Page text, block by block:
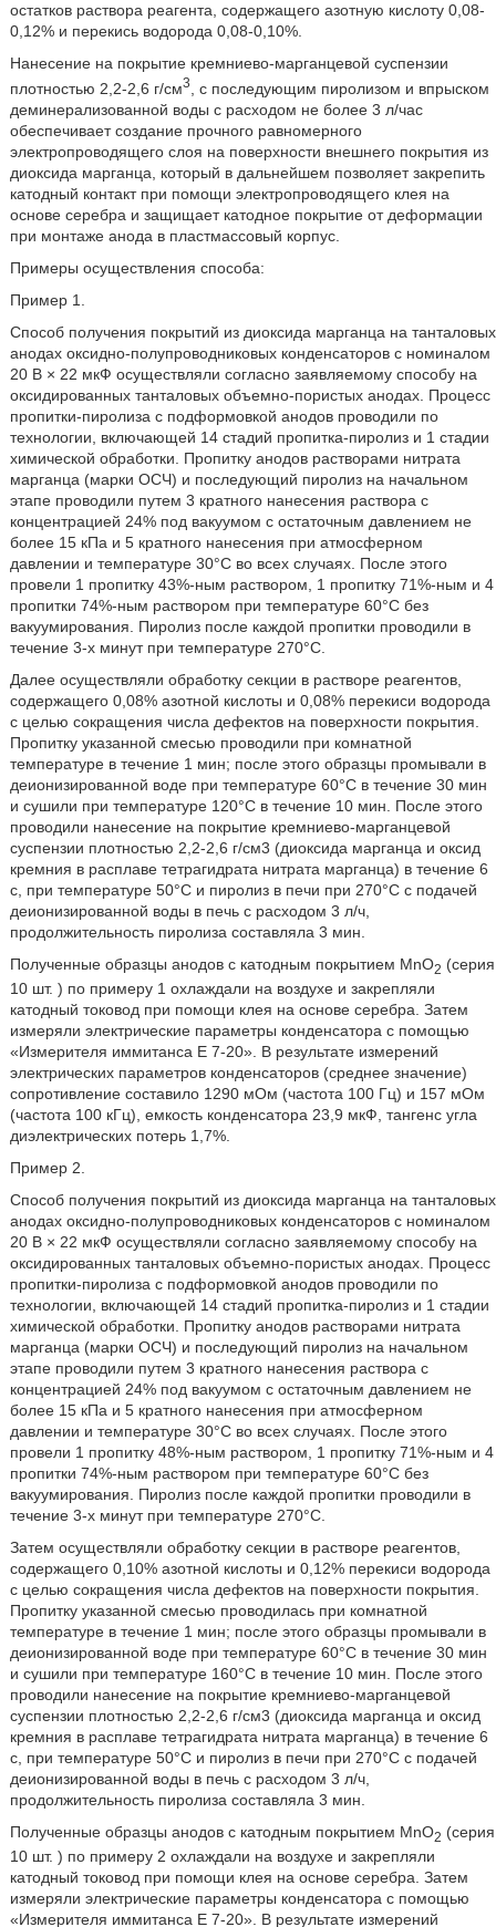
остатков раствора реагента, содержащего азотную кислоту 0,08-
0,12% и перекись водорода 0,08-0,10%.
Нанесение на покрытие кремниево-марганцевой суспензии
плотностью 2,2-2,6 г/см3
, с последующим пиролизом и впрыском
деминерализованной воды с расходом не более 3 л/час
обеспечивает создание прочного равномерного
электропроводящего слоя на поверхности внешнего покрытия из
диоксида марганца, который в дальнейшем позволяет закрепить
катодный контакт при помощи электропроводящего клея на
основе серебра и защищает катодное покрытие от деформации
при монтаже анода в пластмассовый корпус.
Примеры осуществления способа:
Пример 1.
Способ получения покрытий из диоксида марганца на танталовых
анодах оксидно-полупроводниковых конденсаторов с номиналом
20 В × 22 мкФ осуществляли согласно заявляемому способу на
оксидированных танталовых объемно-пористых анодах. Процесс
пропитки-пиролиза с подформовкой анодов проводили по
технологии, включающей 14 стадий пропитка-пиролиз и 1 стадии
химической обработки. Пропитку анодов растворами нитрата
марганца (марки ОСЧ) и последующий пиролиз на начальном
этапе проводили путем 3 кратного нанесения раствора с
концентрацией 24% под вакуумом с остаточным давлением не
более 15 кПа и 5 кратного нанесения при атмосферном
давлении и температуре 30°С во всех случаях. После этого
провели 1 пропитку 43%-ным раствором, 1 пропитку 71%-ным и 4
пропитки 74%-ным раствором при температуре 60°С без
вакуумирования. Пиролиз после каждой пропитки проводили в
течение 3-х минут при температуре 270°С.
Далее осуществляли обработку секции в растворе реагентов,
содержащего 0,08% азотной кислоты и 0,08% перекиси водорода
с целью сокращения числа дефектов на поверхности покрытия.
Пропитку указанной смесью проводили при комнатной
температуре в течение 1 мин; после этого образцы промывали в
деионизированной воде при температуре 60°С в течение 30 мин
и сушили при температуре 120°С в течение 10 мин. После этого
проводили нанесение на покрытие кремниево-марганцевой
суспензии плотностью 2,2-2,6 г/см3 (диоксида марганца и оксид
кремния в расплаве тетрагидрата нитрата марганца) в течение 6
с, при температуре 50°С и пиролиз в печи при 270°С с подачей
деионизированной воды в печь с расходом 3 л/ч,
продолжительность пиролиза составляла 3 мин.
Полученные образцы анодов с катодным покрытием MnO2 (серия
10 шт. ) по примеру 1 охлаждали на воздухе и закрепляли
катодный токовод при помощи клея на основе серебра. Затем
измеряли электрические параметры конденсатора с помощью
«Измерителя иммитанса Е 7-20». В результате измерений
электрических параметров конденсаторов (среднее значение)
сопротивление составило 1290 мОм (частота 100 Гц) и 157 мОм
(частота 100 кГц), емкость конденсатора 23,9 мкФ, тангенс угла
диэлектрических потерь 1,7%.
Пример 2.
Способ получения покрытий из диоксида марганца на танталовых
анодах оксидно-полупроводниковых конденсаторов с номиналом
20 В × 22 мкФ осуществляли согласно заявляемому способу на
оксидированных танталовых объемно-пористых анодах. Процесс
пропитки-пиролиза с подформовкой анодов проводили по
технологии, включающей 14 стадий пропитка-пиролиз и 1 стадии
химической обработки. Пропитку анодов растворами нитрата
марганца (марки ОСЧ) и последующий пиролиз на начальном
этапе проводили путем 3 кратного нанесения раствора с
концентрацией 24% под вакуумом с остаточным давлением не
более 15 кПа и 5 кратного нанесения при атмосферном
давлении и температуре 30°С во всех случаях. После этого
провели 1 пропитку 48%-ным раствором, 1 пропитку 71%-ным и 4
пропитки 74%-ным раствором при температуре 60°С без
вакуумирования. Пиролиз после каждой пропитки проводили в
течение 3-х минут при температуре 270°С.
Затем осуществляли обработку секции в растворе реагентов,
содержащего 0,10% азотной кислоты и 0,12% перекиси водорода
с целью сокращения числа дефектов на поверхности покрытия.
Пропитку указанной смесью проводилась при комнатной
температуре в течение 1 мин; после этого образцы промывали в
деионизированной воде при температуре 60°С в течение 30 мин
и сушили при температуре 160°С в течение 10 мин. После этого
проводили нанесение на покрытие кремниево-марганцевой
суспензии плотностью 2,2-2,6 г/см3 (диоксида марганца и оксид
кремния в расплаве тетрагидрата нитрата марганца) в течение 6
с, при температуре 50°С и пиролиз в печи при 270°С с подачей
деионизированной воды в печь с расходом 3 л/ч,
продолжительность пиролиза составляла 3 мин.
Полученные образцы анодов с катодным покрытием MnO2 (серия
10 шт. ) по примеру 2 охлаждали на воздухе и закрепляли
катодный токовод при помощи клея на основе серебра. Затем
измеряли электрические параметры конденсатора с помощью
«Измерителя иммитанса Е 7-20». В результате измерений